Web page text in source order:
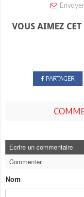
VOUS AIMEZ CET
PARTAGER
Ecrire un commentaire
Commenter
Nom